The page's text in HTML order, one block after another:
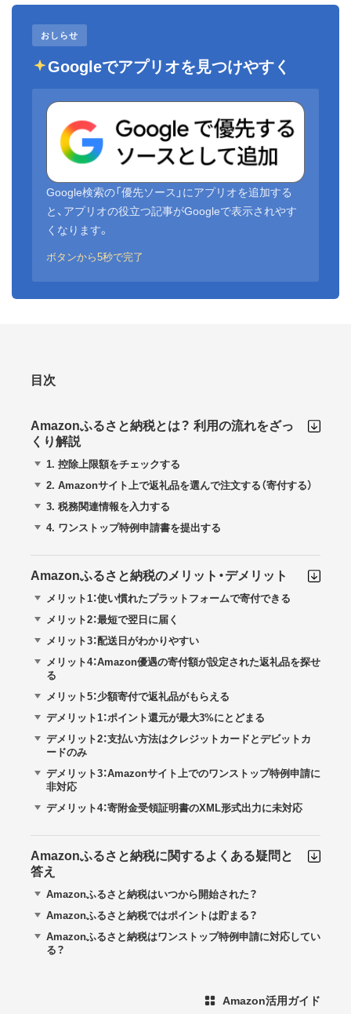
おしらせ
Googleでアプリオを見つけやすく
Google検索の「優先ソース」にアプリオを追加する
と、アプリオの役立つ記事がGoogleで表示されやす
くなります。
ボタンから5秒で完了
目次
Amazonふるさと納税とは？ 利用の流れをざっ
くり解説
1. 控除上限額をチェックする
2. Amazonサイト上で返礼品を選んで注文する（寄付する）
3. 税務関連情報を入力する
4. ワンストップ特例申請書を提出する
Amazonふるさと納税のメリット・デメリット
メリット1：使い慣れたプラットフォームで寄付できる
メリット2：最短で翌日に届く
メリット3：配送日がわかりやすい
メリット4：Amazon優遇の寄付額が設定された返礼品を探せ
る
メリット5：少額寄付で返礼品がもらえる
デメリット1：ポイント還元が最大3%にとどまる
デメリット2：支払い方法はクレジットカードとデビットカ
ードのみ
デメリット3：Amazonサイト上でのワンストップ特例申請に
非対応
デメリット4：寄附金受領証明書のXML形式出力に未対応
Amazonふるさと納税に関するよくある疑問と
答え
Amazonふるさと納税はいつから開始された？
Amazonふるさと納税ではポイントは貯まる？
Amazonふるさと納税はワンストップ特例申請に対応してい
る？
Amazon活用ガイド